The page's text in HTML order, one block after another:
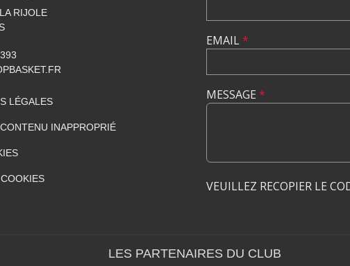
RIJOLE
LÉGALES
INAPPROPRIÉ
EMAIL*
MESSAGE *
VEUILLEZ RECOPIER LE
LES PARTENAIRES DU CLUB